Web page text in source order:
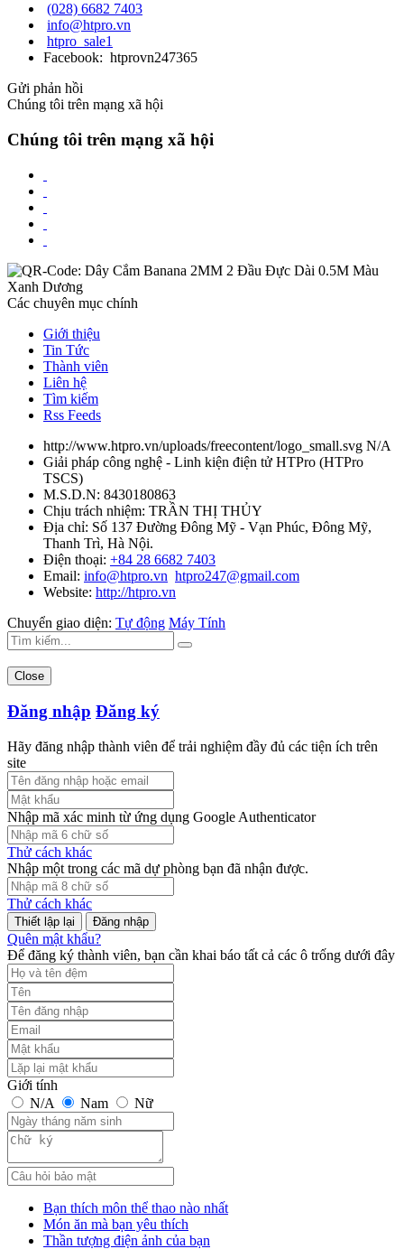
(028) 6682 7403
info@htpro.vn
htpro_sale1
Facebook: htprovn247365
Gửi phản hồi
Chúng tôi trên mạng xã hội
Chúng tôi trên mạng xã hội
Các chuyên mục chính
Giới thiệu
Tin Tức
Thành viên
Liên hệ
Tìm kiếm
Rss Feeds
http://www.htpro.vn/uploads/freecontent/logo_small.svg N/A
Giải pháp công nghệ - Linh kiện điện tử HTPro (HTPro
TSCS)
M.S.D.N: 8430180863
Chịu trách nhiệm: TRẦN THỊ THỦY
Địa chỉ: Số 137 Đường Đông Mỹ - Vạn Phúc, Đông Mỹ,
Thanh Trì, Hà Nội.
Điện thoại: +84 28 6682 7403
Email: info@htpro.vn htpro247@gmail.com
Website: http://htpro.vn
Chuyển giao diện: Tự động Máy Tính
Close
Đăng nhập Đăng ký
Hãy đăng nhập thành viên để trải nghiệm đầy đủ các tiện ích trên
site
Nhập mã xác minh từ ứng dụng Google Authenticator
Thử cách khác
Nhập một trong các mã dự phòng bạn đã nhận được.
Thử cách khác
Đăng nhập
Quên mật khẩu?
Để đăng ký thành viên, bạn cần khai báo tất cả các ô trống dưới đây
Giới tính
N/A
Nam Nữ
Bạn thích môn thể thao nào nhất
Món ăn mà bạn yêu thích
Thần tượng điện ảnh của bạn